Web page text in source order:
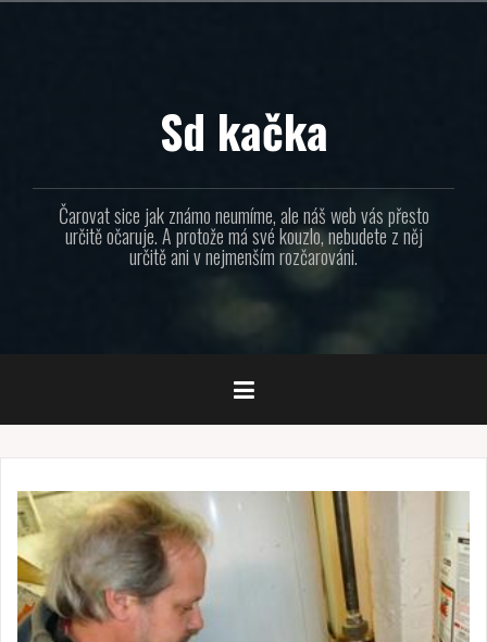
Sd kačka
Čarovat sice jak známo neumíme, ale náš web vás přesto
určitě očaruje. A protože má své kouzlo, nebudete z něj
určitě ani v nejmenším rozčarováni.